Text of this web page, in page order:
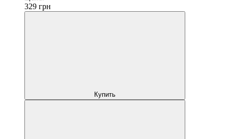
329 грн
Купить